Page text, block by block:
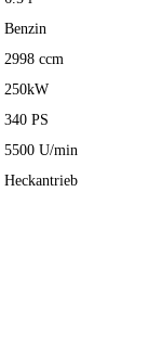
Benzin
2998 ccm
250kW
340 PS
5500 U/min
Heckantrieb